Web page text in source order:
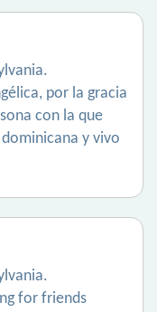
por la gracia
con la que
y vivo
for friends